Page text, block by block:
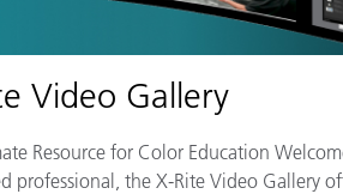
Video Gallery
Resource for Color Education
professional, the X-Rite Video Gallery